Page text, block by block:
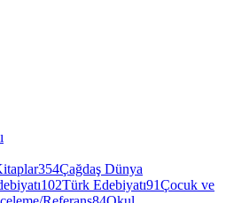
354Çağdaş Dünya
102Türk Edebiyatı91Çocuk ve